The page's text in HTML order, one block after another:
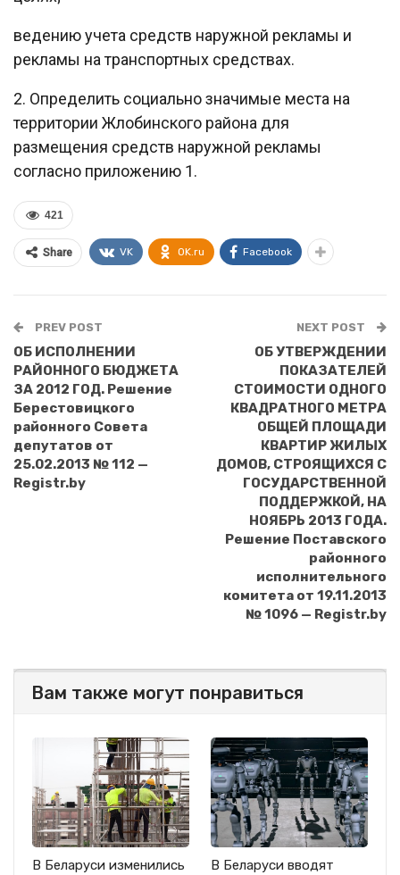
ведению учета средств наружной рекламы и
рекламы на транспортных средствах.
2. Определить социально значимые места на
территории Жлобинского района для
размещения средств наружной рекламы
согласно приложению 1.
421
Share VK OK.ru Facebook
PREV POST
ОБ ИСПОЛНЕНИИ
РАЙОННОГО БЮДЖЕТА
ЗА 2012 ГОД. Решение
Берестовицкого
районного Совета
депутатов от
25.02.2013 № 112 —
Registr.by
NEXT POST
ОБ УТВЕРЖДЕНИИ
ПОКАЗАТЕЛЕЙ
СТОИМОСТИ ОДНОГО
КВАДРАТНОГО МЕТРА
ОБЩЕЙ ПЛОЩАДИ
КВАРТИР ЖИЛЫХ
ДОМОВ, СТРОЯЩИХСЯ С
ГОСУДАРСТВЕННОЙ
ПОДДЕРЖКОЙ, НА
НОЯБРЬ 2013 ГОДА.
Решение Поставского
районного
исполнительного
комитета от 19.11.2013
№ 1096 — Registr.by
Вам также могут понравиться
В Беларуси изменились
В Беларуси вводят